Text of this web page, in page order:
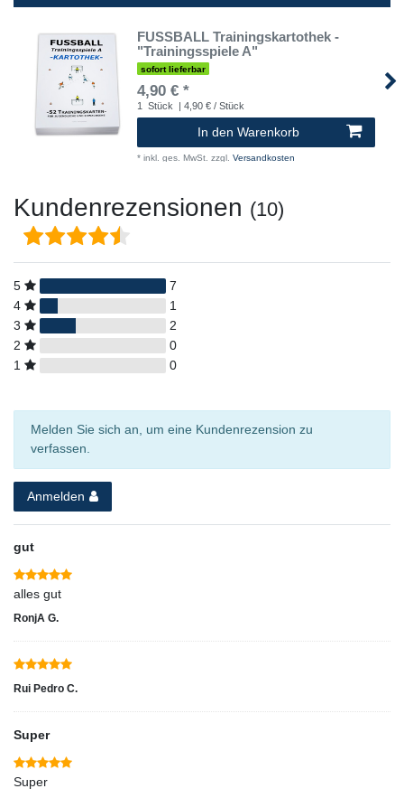
FUSSBALL Trainingskartothek -
"Trainingsspiele A"
sofort lieferbar
4,90 € *
1 Stück | 4,90 € / Stück
In den Warenkorb
* inkl. ges. MwSt. zzgl. Versandkosten
Kundenrezensionen (10)
5
7
4
1
3
2
2
0
1
0
Melden Sie sich an, um eine Kundenrezension zu
verfassen.
Anmelden
gut
alles gut
RonjA G.
Rui Pedro C.
Super
Super